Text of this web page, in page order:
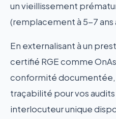
un vieillissement
(remplacement à 5-7 ans
En externalisant à un
certifié RGE comme
conformité documentée,
traçabilité pour vos
interlocuteur unique